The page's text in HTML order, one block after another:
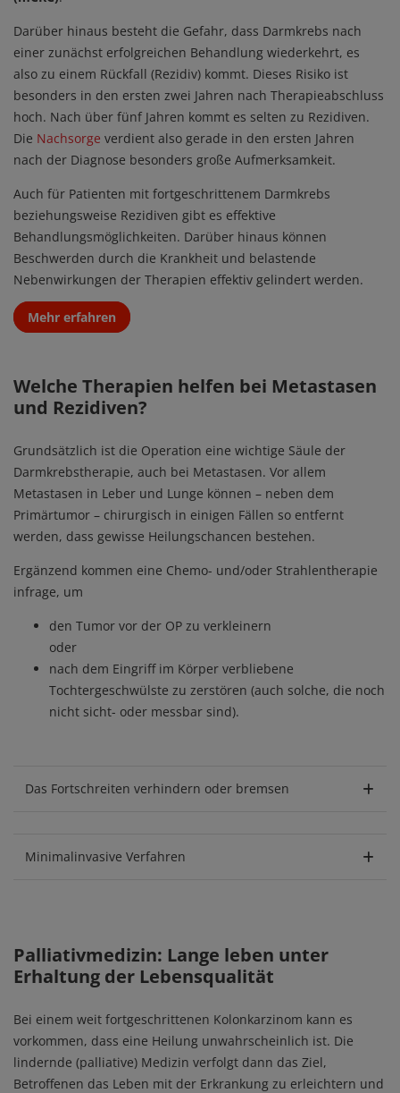
Darüber hinaus besteht die Gefahr, dass Darmkrebs nach
einer zunächst erfolgreichen Behandlung wiederkehrt, es
also zu einem Rückfall (Rezidiv) kommt. Dieses Risiko ist
besonders in den ersten zwei Jahren nach Therapieabschluss
hoch. Nach über fünf Jahren kommt es selten zu Rezidiven.
Die Nachsorge verdient also gerade in den ersten Jahren
nach der Diagnose besonders große Aufmerksamkeit.
Auch für Patienten mit fortgeschrittenem Darmkrebs
beziehungsweise Rezidiven gibt es effektive
Behandlungsmöglichkeiten. Darüber hinaus können
Beschwerden durch die Krankheit und belastende
Nebenwirkungen der Therapien effektiv gelindert werden.
LinkMehr erfahren
Welche Therapien helfen bei Metastasen
und Rezidiven?
Grundsätzlich ist die Operation eine wichtige Säule der
Darmkrebstherapie, auch bei Metastasen. Vor allem
Metastasen in Leber und Lunge können – neben dem
Primärtumor – chirurgisch in einigen Fällen so entfernt
werden, dass gewisse Heilungschancen bestehen.
Ergänzend kommen eine Chemo- und/oder Strahlentherapie
infrage, um
den Tumor vor der OP zu verkleinern
oder
nach dem Eingriff im Körper verbliebene
Tochtergeschwülste zu zerstören (auch solche, die noch
nicht sicht- oder messbar sind).
Das Fortschreiten verhindern oder bremsen
Minimalinvasive Verfahren
Palliativmedizin: Lange leben unter
Erhaltung der Lebensqualität
Bei einem weit fortgeschrittenen Kolonkarzinom kann es
vorkommen, dass eine Heilung unwahrscheinlich ist. Die
lindernde (palliative) Medizin verfolgt dann das Ziel,
Betroffenen das Leben mit der Erkrankung zu erleichtern und